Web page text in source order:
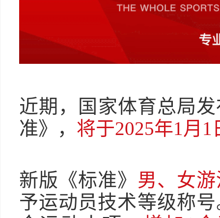
近期，国家体育总局
准》， 将于2025年1月
新版《标准》 男、女
予运动员技术等级称